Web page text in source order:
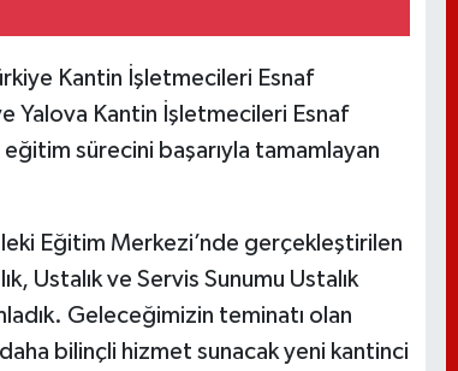
Kantin İşletmecileri Esnaf
Yalova Kantin İşletmecileri Esnaf
eğitim sürecini başarıyla tamamlayan
Eğitim Merkezi’nde gerçekleştirilen
Ustalık ve Servis Sunumu Ustalık
Geleceğimizin teminatı olan
bilinçli hizmet sunacak yeni kantinci